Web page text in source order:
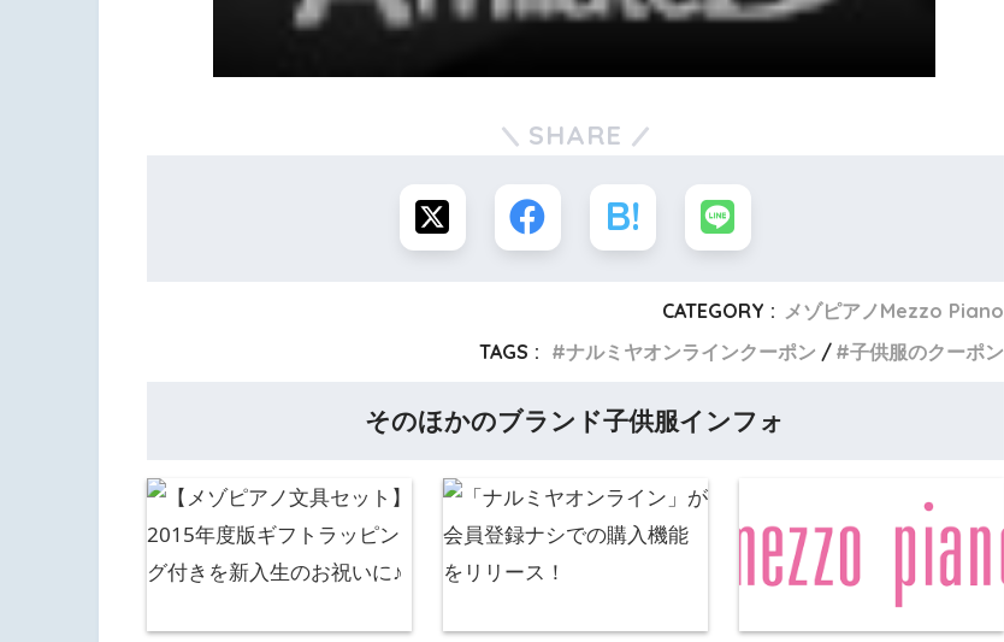
SHARE
CATEGORY : メゾピアノMezzo Piano
TAGS :
ナルミヤオンラインクーポン 子供服のクーポン
そのほかのブランド子供服インフォ